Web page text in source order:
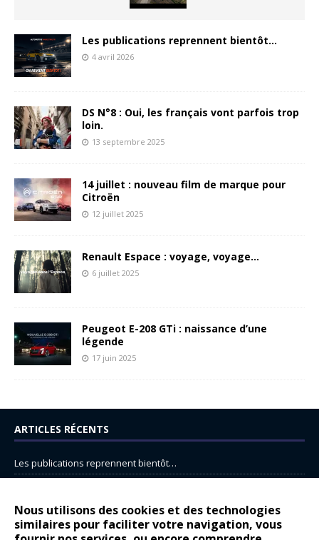
Nous utilisons des cookies et des technologies
similaires pour faciliter votre navigation, vous
Les publications reprennent bientôt…
4 avril 2026
DS N°8 : Oui, les français vont parfois trop
loin.
13 septembre 2025
14 juillet : nouveau film de marque pour
Citroën
12 juillet 2025
Renault Espace : voyage, voyage…
6 juillet 2025
Peugeot E-208 GTi : naissance d’une
légende
17 juin 2025
ARTICLES RÉCENTS
Les publications reprennent bientôt…
14 juillet : nouveau film de marque pour Citroën
Renault Espace : voyage, voyage…